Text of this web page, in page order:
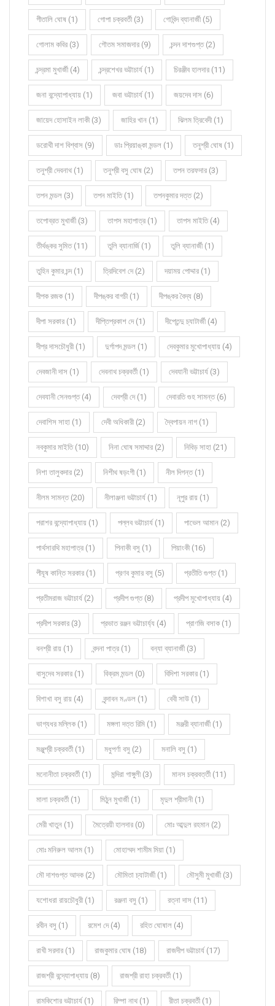
গীতালি ঘোষ (1) গোপা চক্রবর্তী (3) গোবিন্দ ব্যানার্জী (5)
গোলাম কবির (3) গৌতম সমাজদার (9) চন্দন দাশগুপ্ত (2)
চন্দ্রমা মুখার্জী (4) চন্দ্রশেখর ভট্টাচার্য (1) চিরঞ্জীব হালদার (11)
জনা বন্দ্যোপাধ্যায় (1) জবা ভট্টাচার্য (1) জয়দেব দাস (6)
জায়েদ হোসাইন লাকী (3) জাহির খান (1) ঝিলম ত্রিবেদী (1)
ডরোথী দাশ বিশ্বাস (9) ডাঃ প্রিয়াঙ্কা মন্ডল (1) তনুশ্রী ঘোষ (1)
তনুশ্রী দেবনাথ (1) তনুশ্রী বসু ঘোষ (2) তপন তরফদার (3)
তপন মন্ডল (3) তপন মাইতি (1) তপনকুমার দত্ত (2)
তপোব্রত মুখার্জী (3) তাপস মহাপাত্র (1) তাপস মাইতি (4)
তীর্থঙ্কর সুমিত (11) তুলি ব্যানার্জি (1) তুলি ব্যানার্জী (1)
তুহিন কুমার চন্দ (1) ত্রিদিবেশ দে (2) দয়াময় পোদ্দার (1)
দীপক রজক (1) দীপঙ্কর বাগচী (1) দীপঙ্কর বৈদ্য (8)
দীপা সরকার (1) দীপ্তিপ্রকাশ দে (1) দীপ্তেন্দু চ্যাটার্জী (4)
দীপ্র দাসচৌধুরী (1) দুর্গাপদ মন্ডল (1) দেবকুমার মুখোপাধ্যায় (4)
দেবজানী দাস (1) দেবনাথ চক্রবর্তী (1) দেবযানী ভট্টাচার্য (3)
দেবযানী সেনগুপ্ত (4) দেবশ্রী দে (1) দেবারতি গুহ সামন্ত (6)
দেবাশিস সাহা (1) দেবী অধিকারী (2) দ্বৈপায়ন নাগ (1)
নবকুমার মাইতি (10) নিনা ঘোষ সমাদ্দার (2) নিবিড় সাহা (21)
নিশা তালুকদার (2) নিশীথ ষড়ংগী (1) নীল দিগন্ত (1)
নীলম সামন্ত (20) নীলাঞ্জনা ভট্টাচার্য (1) নূপুর রায় (1)
পরাশর বন্দ্যোপাধ্যায় (1) পল্লব ভট্টাচার্য (1) পাভেল আমান (2)
পার্থসারথি মহাপাত্র (1) পিনাকী বসু (1) পিয়াংকী (16)
পীযূষ কান্তি সরকার (1) প্রণব কুমার বসু (5) প্রতীতি গুপ্ত (1)
প্রতীমরাজ ভট্টাচার্য (2) প্রদীপ গুপ্ত (8) প্রদীপ মুখোপাধ্যায় (4)
প্রদীপ সরকার (3) প্রভাত রঞ্জন ভট্টাচার্য্য (4) প্রাণজি বসাক (1)
বনশ্রী রায় (1) বন্দনা পাত্র (1) বন্যা ব্যানার্জী (3)
বাসুদেব সরকার (1) বিক্রম মন্ডল (0) বিদিশা সরকার (1)
বিশাখা বসু রায় (4) বৃন্দাবন মণ্ডল (1) বেবী সাউ (1)
ভাগ্যধর মল্লিক (1) মঙ্গলা দত্ত রিমি (1) মঞ্জরী ব্যানার্জী (1)
মঞ্জুশ্রী চক্রবর্তী (1) মধুপর্ণা বসু (2) মনালি বসু (1)
মনোনীতা চক্রবর্তী (1) মন্দিরা গাঙ্গুলী (3) মানস চক্রবর্ত্তী (11)
মালা চক্রবর্তী (1) মিঠুন মুখার্জী (1) মৃদুল শ্রীমানী (1)
মেরী খাতুন (1) মৈত্রেয়ী হালদার (0) মোঃ আব্দুল রহমান (2)
মোঃ মনিরুল আলম (1) মোহাম্মদ শামীম মিয়া (1)
মৌ দাশগুপ্ত আদক (2) মৌমিতা চ্যাটার্জী (1) মৌসুমী মুখার্জী (3)
যশোধরা রায়চৌধুরী (1) রঞ্জনা বসু (1) রত্না দাস (11)
রবীন বসু (1) রমেশ দে (4) রহিত ঘোষাল (4)
রাখী সরদার (1) রাজকুমার ঘোষ (18) রাজদীপ ভট্টাচার্য (17)
রাজশ্রী বন্দ্যোপাধ্যায় (8) রাজশ্রী রাহা চক্রবর্তী (1)
রামকিশোর ভট্টাচার্য (1) রিম্পা নাথ (1) রীতা চক্রবর্তী (1)